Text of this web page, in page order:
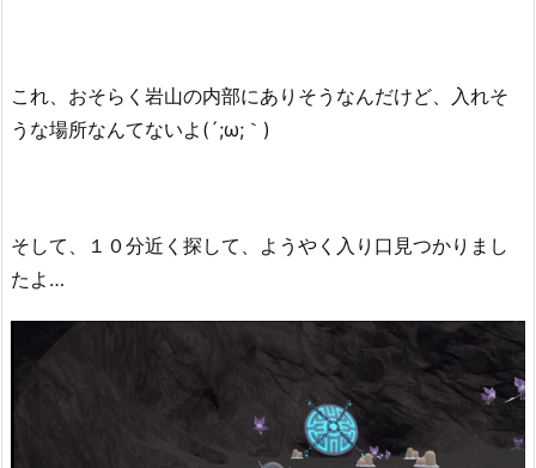
これ、おそらく岩山の内部にありそうなんだけど、入れそ
うな場所なんてないよ(´;ω;｀)
そして、１０分近く探して、ようやく入り口見つかりまし
たよ…